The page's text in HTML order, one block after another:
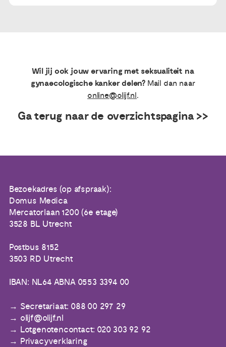
Wil jij ook jouw ervaring met seksualiteit na
gynaecologische kanker delen? Mail dan naar
online@olijf.nl.
Ga terug naar de overzichtspagina >>
Bezoekadres (op afspraak):
Domus Medica
Mercatorlaan 1200 (6e etage)
3528 BL Utrecht
Postbus 8152
3503 RD Utrecht
IBAN: NL64 ABNA 0553 3394 00
Secretariaat: 088 00 297 29
olijf@olijf.nl
Lotgenotencontact: 020 303 92 92
Privacyverklaring